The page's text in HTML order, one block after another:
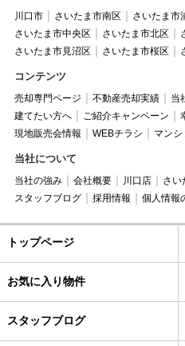
川口市 さいたま市南区 さいたま市
さいたま市中央区
さいたま市北区
さいたま市見沼区
さいたま市桜区
コンテンツ
売却専門ページ 不動産売却実績
当
建てたい方へ
ご紹介キャンペーン
現地販売会情報
WEBチラシ マン
当社について
当社の強み 会社概要 川口店 さい
スタッフブログ
採用情報 個人情報
トップページ
お気に入り物件
スタッフブログ